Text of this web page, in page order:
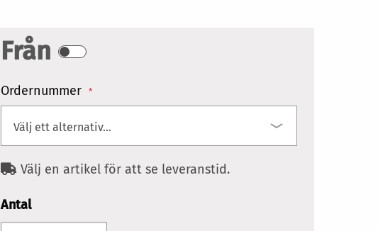
Från
Ordernummer
Välj en artikel för att se leveranstid.
Antal